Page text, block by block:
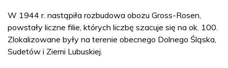
W 1944 r. nastąpiła rozbudowa obozu Gross-Rosen,
powstały liczne filie, których liczbę szacuje się na ok. 100.
Zlokalizowane były na terenie obecnego Dolnego Śląska,
Sudetów i Ziemi Lubuskiej.